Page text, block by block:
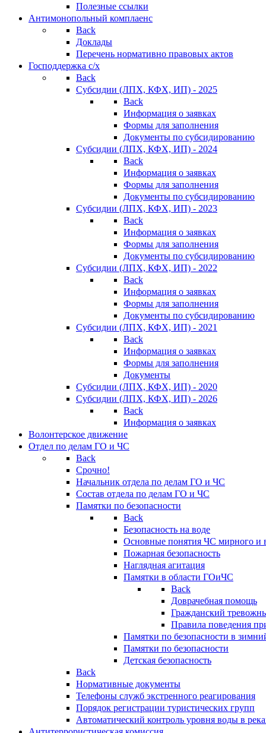
Полезные ссылки
Антимонопольный комплаенс
Back
Доклады
Перечень нормативно правовых актов
Господдержка с/х
Back
Субсидии (ЛПХ, КФХ, ИП) - 2025
Back
Информация о заявках
Формы для заполнения
Документы по субсидированию
Субсидии (ЛПХ, КФХ, ИП) - 2024
Back
Информация о заявках
Формы для заполнения
Документы по субсидированию
Субсидии (ЛПХ, КФХ, ИП) - 2023
Back
Информация о заявках
Формы для заполнения
Документы по субсидированию
Субсидии (ЛПХ, КФХ, ИП) - 2022
Back
Информация о заявках
Формы для заполнения
Документы по субсидированию
Субсидии (ЛПХ, КФХ, ИП) - 2021
Back
Информация о заявках
Формы для заполнения
Документы
Субсидии (ЛПХ, КФХ, ИП) - 2020
Субсидии (ЛПХ, КФХ, ИП) - 2026
Back
Информация о заявках
Волонтерское движение
Отдел по делам ГО и ЧС
Back
Срочно!
Начальник отдела по делам ГО и ЧС
Состав отдела по делам ГО и ЧС
Памятки по безопасности
Back
Безопасность на воде
Основные понятия ЧС мирного и
Пожарная безопасность
Наглядная агитация
Памятки в области ГОиЧС
Back
Доврачебная помощь
Гражданский
Правила поведения
Памятки по безопасности в
Памятки по безопасности
Детская безопасность
Back
Нормативные документы
Телефоны служб экстренного реагирования
Порядок регистрации туристических групп
Автоматический контроль уровня воды в